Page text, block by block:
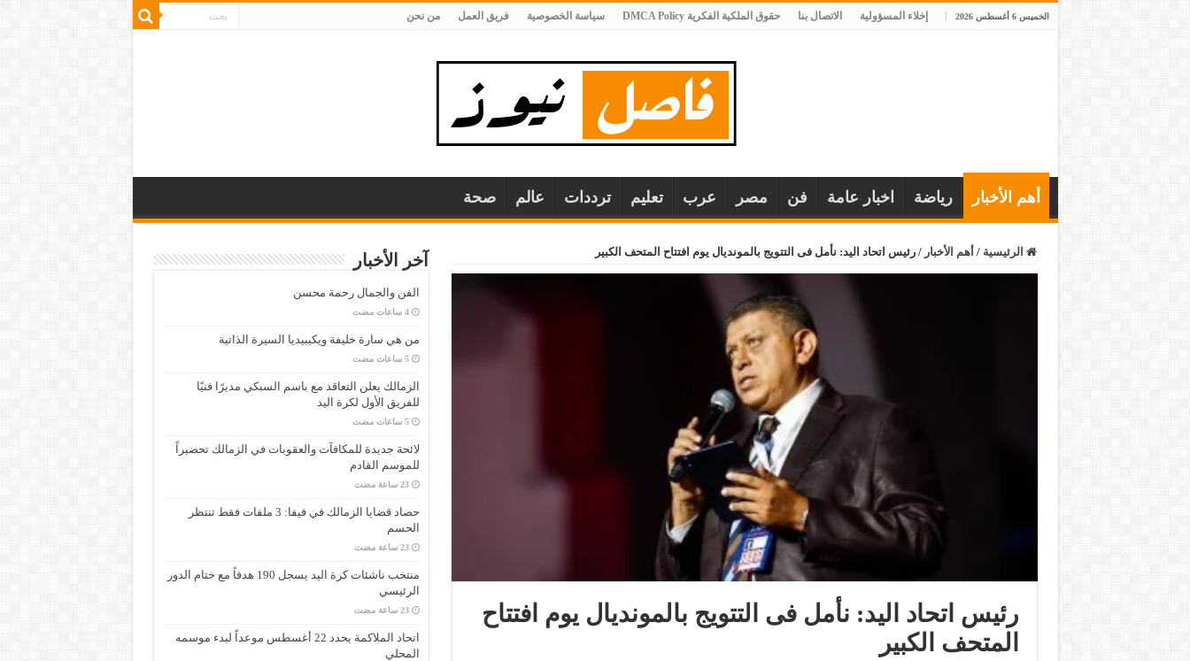
الخميس 6 أغسطس 2026 إخلاء المسؤولية الاتصال بنا حقوق الملكية الفكرية DMCA Policy سياسة الخصوصية فريق العمل من نحن
أهم الأخبار رياضة اخبار عامة فن مصر عرب تعليم ترددات عالم صحة
الرئيسية / أهم الأخبار / رئيس اتحاد اليد: نأمل فى التتويج بالمونديال يوم افتتاح المتحف الكبير
رئيس اتحاد اليد: نأمل فى التتويج بالمونديال يوم افتتاح
المتحف الكبير
آخر الأخبار
الفن والجمال رحمة محسن
‏4 ساعات مضت
من هي سارة خليفة ويكيبيديا السيرة الذاتية
‏5 ساعات مضت
الزمالك يعلن التعاقد مع باسم السبكي مديرًا فنيًا
للفريق الأول لكرة اليد
‏5 ساعات مضت
لائحة جديدة للمكافآت والعقوبات في الزمالك تحضيراً
للموسم القادم
‏23 ساعة مضت
حصاد قضايا الزمالك في فيفا: 3 ملفات فقط تنتظر
الحسم
‏23 ساعة مضت
منتخب ناشئات كرة اليد يسجل 190 هدفاً مع ختام الدور
الرئيسي
‏23 ساعة مضت
اتحاد الملاكمة يحدد 22 أغسطس موعداً لبدء موسمه
المحلي